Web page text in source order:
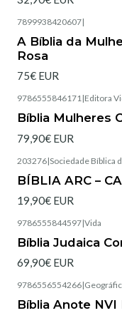
7899938420607|
A Bíblia da
Rosa
75€ EUR
9786555846171|Editora
Bíblia Mulheres
79,90€ EUR
203276|Sociedade Bíblica
BÍBLIA ARC –
19,90€ EUR
9786555844597|Vida
Bíblia Judaica
69,90€ EUR
9786556554266|
Bíblia Anote NVI